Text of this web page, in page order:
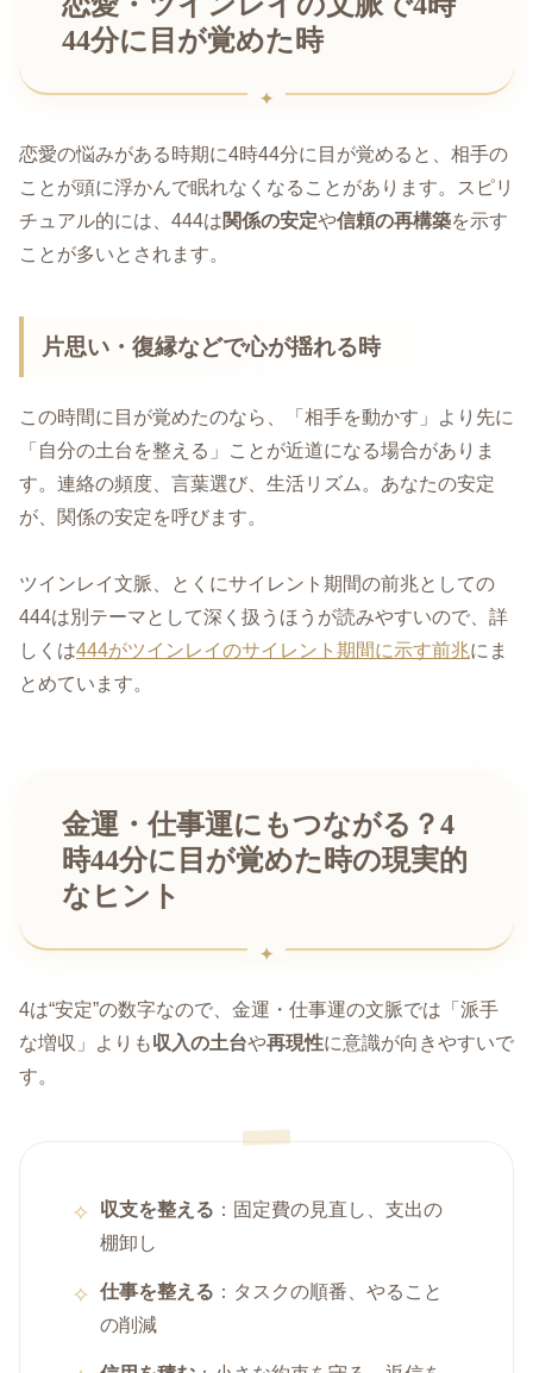
44分に目が覚めた時
恋愛の悩みがある時期に4時44分に目が覚めると、相手の
ことが頭に浮かんで眠れなくなることがあります。スピリ
チュアル的には、444は関係の安定や信頼の再構築を示す
ことが多いとされます。
片思い・復縁などで心が揺れる時
この時間に目が覚めたのなら、「相手を動かす」より先に
「自分の土台を整える」ことが近道になる場合がありま
す。連絡の頻度、言葉選び、生活リズム。あなたの安定
が、関係の安定を呼びます。
ツインレイ文脈、とくにサイレント期間の前兆としての
444は別テーマとして深く扱うほうが読みやすいので、詳
しくは444がツインレイのサイレント期間に示す前兆にま
とめています。
金運・仕事運にもつながる？4
時44分に目が覚めた時の現実的
なヒント
4は“安定”の数字なので、金運・仕事運の文脈では「派手
な増収」よりも収入の土台や再現性に意識が向きやすいで
す。
収支を整える ：固定費の見直し、支出の
棚卸し
仕事を整える ：タスクの順番、やること
の削減